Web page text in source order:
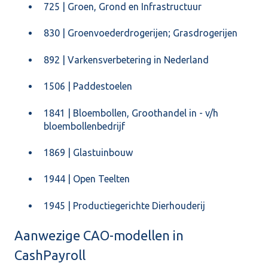
725 | Groen, Grond en Infrastructuur
830 | Groenvoederdrogerijen; Grasdrogerijen
892 | Varkensverbetering in Nederland
1506 | Paddestoelen
1841 | Bloembollen, Groothandel in - v/h
bloembollenbedrijf
1869 | Glastuinbouw
1944 | Open Teelten
1945 | Productiegerichte Dierhouderij
Aanwezige CAO-modellen in
CashPayroll